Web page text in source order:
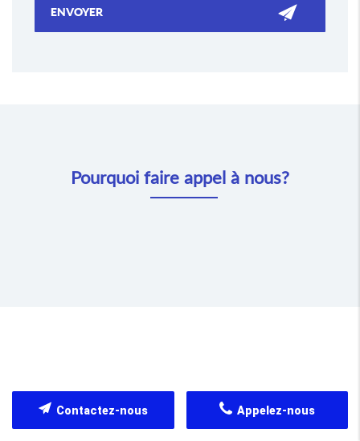
Pourquoi faire appel à nous?
Appelez-nous
Contactez-nous